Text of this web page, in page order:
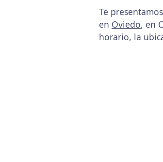
Te
en Oviedo, en
horario, la